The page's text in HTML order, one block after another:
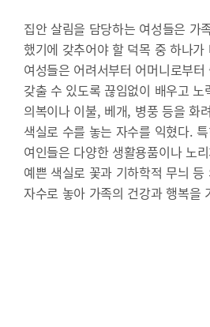
집안 살림을 담당하는 여성들은 가
했기에 갖추어야 할 덕목 중 하나가
여성들은 어려서부터 어머니로부
갖출 수 있도록 끊임없이 배우고 노
의복이나 이불, 베개, 병풍 등을 화
색실로 수를 놓는 자수를 익혔다.
여인들은 다양한 생활용품이나 노
예쁜 색실로 꽃과 기하학적 무늬 등
자수로 놓아 가족의 건강과 행복을